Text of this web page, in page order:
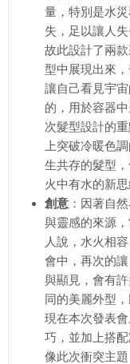
量，特別是水
失，足以讓人失
故此設計了兩
型中展現出來
讓自己看見宇
的，用於容器
次髮型設計的
上突破冷暖色
生共存的髮型
火中有水的新思
創意 ：因著自
與靈感的來源
人說，水火相
會中，再次的
與顯見，會有
同的美麗外型
現在本次發表
巧，並加上搭
像此次衝突主